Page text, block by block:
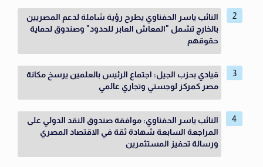
النائب ياسر الحفناوي يطرح رؤية شاملة لدعم المصريين
بالخارج تشمل "المعاش العابر للحدود" وصندوق لحماية
حقوقهم
قيادي بحزب الجيل: اجتماع الرئيس بالعلمين يرسخ مكانة
مصر كمركز لوجستي وتجاري عالمي
النائب ياسر الحفناوي: موافقة صندوق النقد الدولي على
المراجعة السابعة شهادة ثقة في الاقتصاد المصري
ورسالة تحفيز المستثمرين